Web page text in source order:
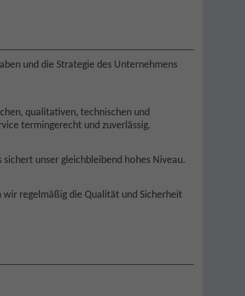
und die Strategie des Unternehmens
qualitativen, technischen und
termingerecht und zuverlässig.
unser gleichbleibend hohes Niveau.
wir regelmäßig die Qualität und Sicherheit